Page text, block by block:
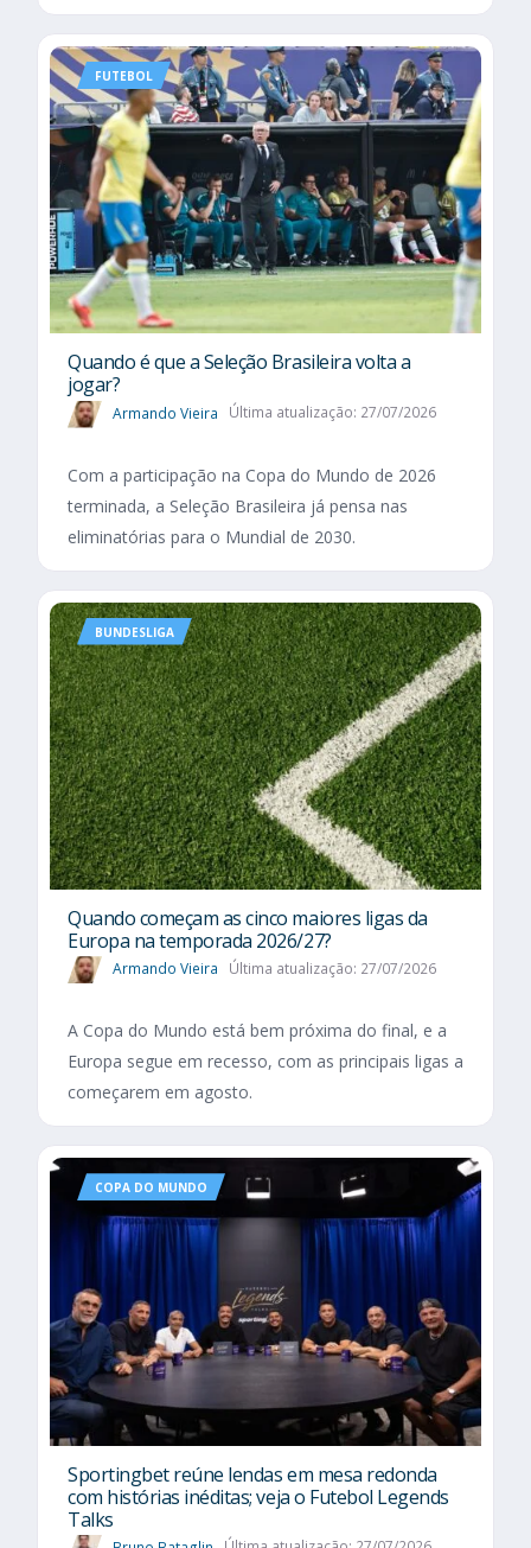
FUTEBOL
Quando é que a Seleção Brasileira volta a
jogar?
Armando Vieira Última atualização: 27/07/2026
Com a participação na Copa do Mundo de 2026
terminada, a Seleção Brasileira já pensa nas
eliminatórias para o Mundial de 2030.
BUNDESLIGA
Quando começam as cinco maiores ligas da
Europa na temporada 2026/27?
Armando Vieira Última atualização: 27/07/2026
A Copa do Mundo está bem próxima do final, e a
Europa segue em recesso, com as principais ligas a
começarem em agosto.
COPA DO MUNDO
Sportingbet reúne lendas em mesa redonda
com histórias inéditas; veja o Futebol Legends
Talks